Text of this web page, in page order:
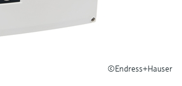
©Endress+Hauser